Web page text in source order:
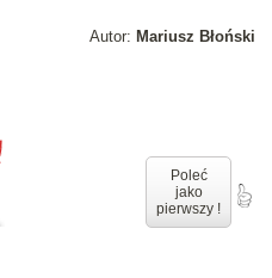
Autor: Mariusz Błoński
Poleć
jako
pierwszy !